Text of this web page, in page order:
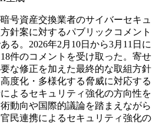
号資産交換業者のサイバーセキュ
針案に対するパブリックコメント
る。2026年2月10日から3月11日に
件のコメントを受け取った。寄せ
な修正を加えた最終的な取組方針
度化・多様化する脅威に対応する
よるセキュリティ強化の方向性を
動向や国際的議論を踏まえながら
民連携によるセキュリティ強化の